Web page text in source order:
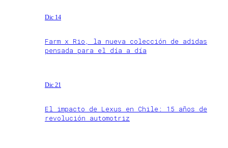
Dic 14
Farm x Rio, la nueva colección de adidas
pensada para el día a día
Dic 21
El impacto de Lexus en Chile: 15 años de
revolución automotriz